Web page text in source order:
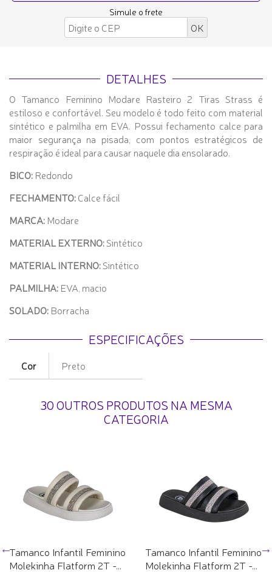
Simule o frete
DETALHES
O Tamanco Feminino Modare Rasteiro 2 Tiras Strass é
estiloso e confortável. Seu modelo é todo feito com material
sintético e palmilha em EVA. Possui fechamento calce para
maior segurança na pisada, com pontos estratégicos de
respiração é ideal para causar naquele dia ensolarado.
BICO: Redondo
FECHAMENTO:Calce fácil
MARCA: Modare
MATERIAL EXTERNO:Sintético
MATERIAL INTERNO:Sintético
PALMILHA: EVA, macio
SOLADO: Borracha
ESPECIFICAÇÕES
Cor Preto
30 OUTROS PRODUTOS NA MESMA
CATEGORIA
Tamanco Infantil Feminino
Molekinha Flatform 2T -...
Tamanco Infantil Feminino
Molekinha Flatform 2T -...